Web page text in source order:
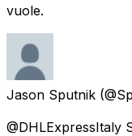
vuole.
Jason Sputnik
@DHLExpressItaly